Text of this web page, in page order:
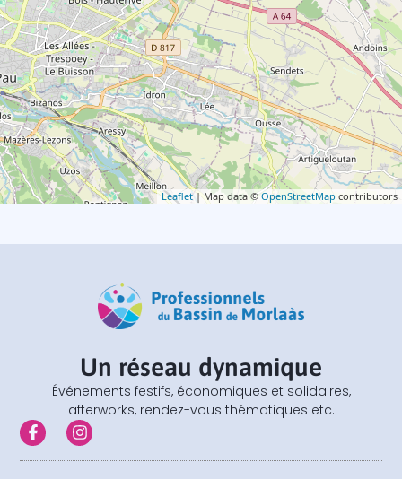
Leaflet| Map data ©OpenStreetMap contributors
Un réseau dynamique
Événements festifs, économiques et solidaires,
afterworks, rendez-vous thématiques etc.
F
a
c
I
n
s